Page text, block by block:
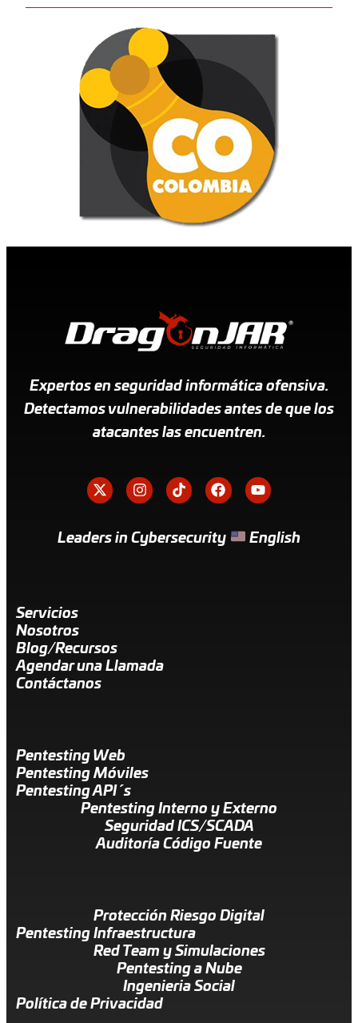
Expertos en seguridad informática ofensiva.
Detectamos vulnerabilidades antes de que los
atacantes las encuentren.
Leaders in Cybersecurity English
Servicios
Nosotros
Blog/Recursos
Agendar una Llamada
Contáctanos
Pentesting Web
Pentesting Móviles
Pentesting API´s
Pentesting Interno y Externo
Seguridad ICS/SCADA
Auditoría Código Fuente
Protección Riesgo Digital
Pentesting Infraestructura
Red Team y Simulaciones
Pentesting a Nube
Ingenieria Social
Política de Privacidad